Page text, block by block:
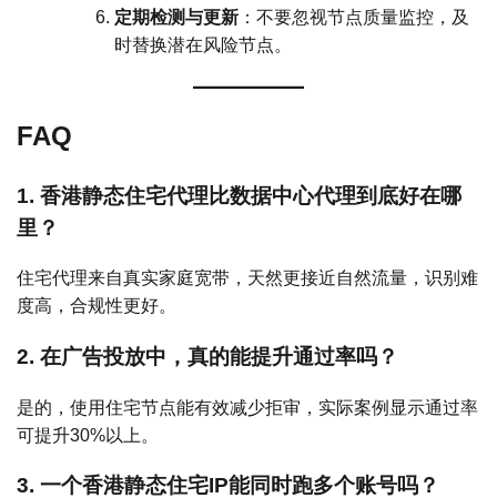
定期检测与更新 ：不要忽视节点质量监控，及
时替换潜在风险节点。
FAQ
1. 香港静态住宅代理比数据中心代理到底好在哪
里？
住宅代理来自真实家庭宽带，天然更接近自然流量，识别难
度高，合规性更好。
2. 在广告投放中，真的能提升通过率吗？
是的，使用住宅节点能有效减少拒审，实际案例显示通过率
可提升30%以上。
3. 一个香港静态住宅IP能同时跑多个账号吗？